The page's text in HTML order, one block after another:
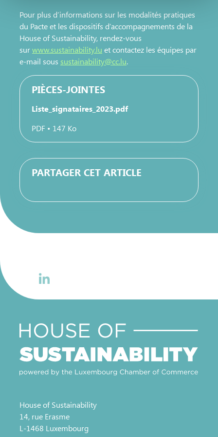
vos données personnelles, vous pouvez consulter notre
Charte d’usage des cookieset notrePolitique de
protection des données personnelles
Pour plus d’informations sur les modalités pratiques
du Pacte et les dispositifs d’accompagnements de la
House of Sustainability, rendez-vous
surwww.sustainability.lu et contactez les équipes par
e-mail sous sustainability@cc.lu.
PIÈCES-JOINTES
Liste_signataires_2023.pdf
PDF • 147 Ko
PARTAGER CET ARTICLE
House of Sustainability
14, rue Erasme
L-1468 Luxembourg